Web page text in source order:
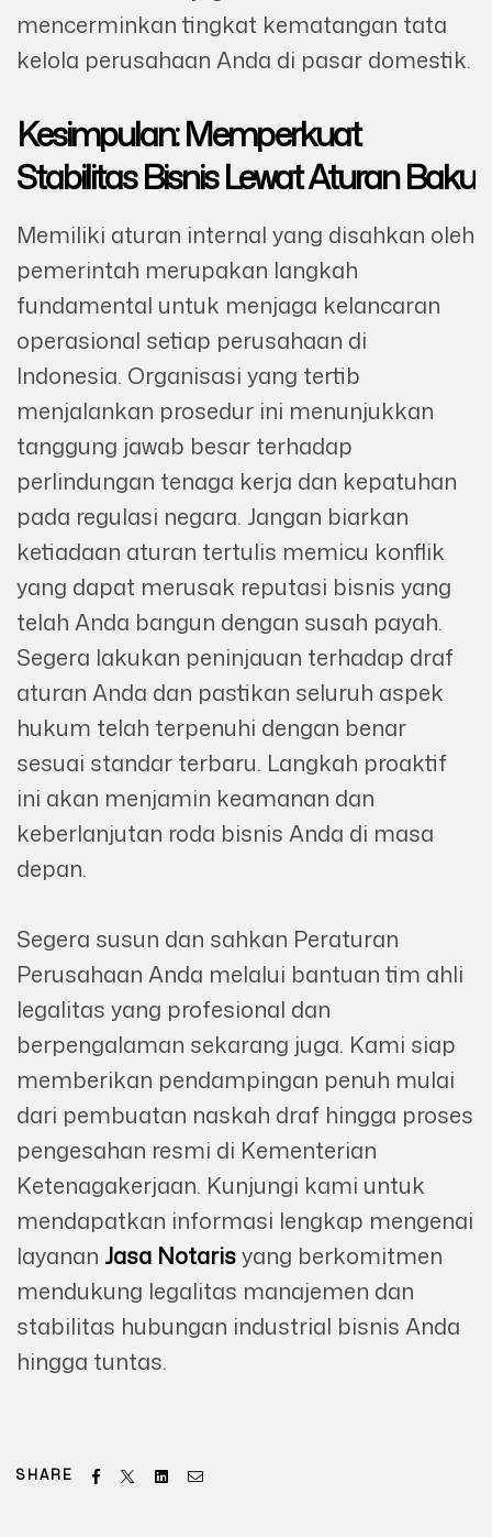
mencerminkan tingkat kematangan tata
kelola perusahaan Anda di pasar domestik.
Kesimpulan: Memperkuat
Stabilitas Bisnis Lewat Aturan Baku
Memiliki aturan internal yang disahkan oleh
pemerintah merupakan langkah
fundamental untuk menjaga kelancaran
operasional setiap perusahaan di
Indonesia. Organisasi yang tertib
menjalankan prosedur ini menunjukkan
tanggung jawab besar terhadap
perlindungan tenaga kerja dan kepatuhan
pada regulasi negara. Jangan biarkan
ketiadaan aturan tertulis memicu konflik
yang dapat merusak reputasi bisnis yang
telah Anda bangun dengan susah payah.
Segera lakukan peninjauan terhadap draf
aturan Anda dan pastikan seluruh aspek
hukum telah terpenuhi dengan benar
sesuai standar terbaru. Langkah proaktif
ini akan menjamin keamanan dan
keberlanjutan roda bisnis Anda di masa
depan.
Segera susun dan sahkan Peraturan
Perusahaan Anda melalui bantuan tim ahli
legalitas yang profesional dan
berpengalaman sekarang juga. Kami siap
memberikan pendampingan penuh mulai
dari pembuatan naskah draf hingga proses
pengesahan resmi di Kementerian
Ketenagakerjaan. Kunjungi kami untuk
mendapatkan informasi lengkap mengenai
layanan Jasa Notarisyang berkomitmen
mendukung legalitas manajemen dan
stabilitas hubungan industrial bisnis Anda
hingga tuntas.
SHARE Facebook
Twitter LinkedinEmail